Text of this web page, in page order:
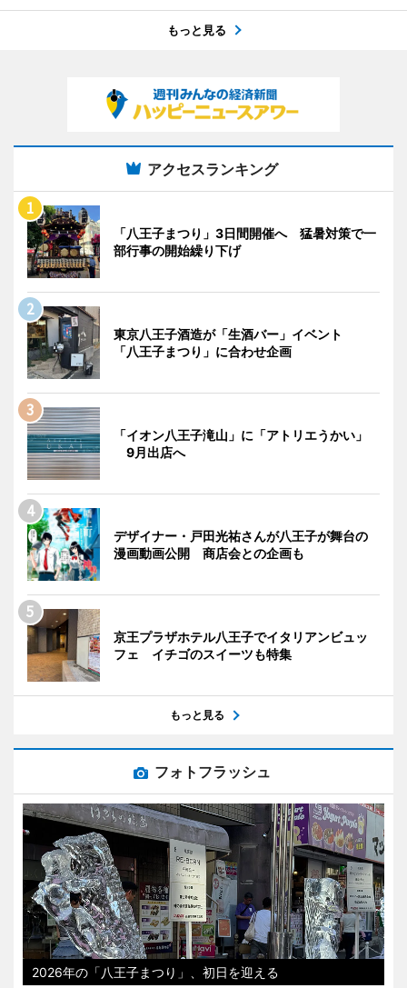
もっと見る
アクセスランキング
「八王子まつり」3日間開催へ 猛暑対策で一
部行事の開始繰り下げ
東京八王子酒造が「生酒バー」イベント
「八王子まつり」に合わせ企画
「イオン八王子滝山」に「アトリエうかい」
9月出店へ
デザイナー・戸田光祐さんが八王子が舞台の
漫画動画公開 商店会との企画も
京王プラザホテル八王子でイタリアンビュッ
フェ イチゴのスイーツも特集
もっと見る
フォトフラッシュ
2026年の「八王子まつり」、初日を迎える